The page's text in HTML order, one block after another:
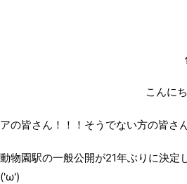
こんに
の皆さん！！！そうでない方の皆さ
物園駅の一般公開が21年ぶりに決